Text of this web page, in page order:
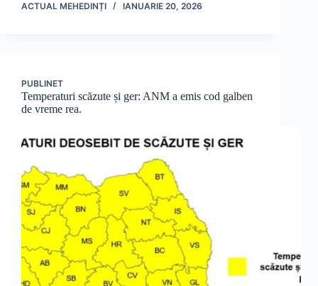
ACTUAL MEHEDINȚI IANUARIE 20, 2026
PUBLINET
Temperaturi scăzute și ger: ANM a emis cod galben
de vreme rea.